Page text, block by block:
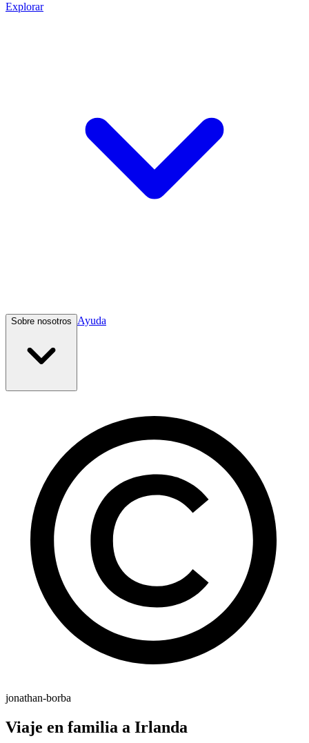
Explorar
Sobre nosotros Ayuda
jonathan-borba
Viaje en familia a Irlanda